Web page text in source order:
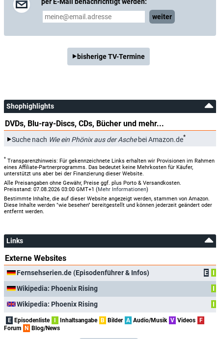
weiter
bisherige TV-Termine
Shophighlights
DVDs, Blu-ray-Discs, CDs, Bücher und mehr...
Suche nach Wie ein Phönix aus der Aschebei Amazon.de*
* Transparenzhinweis: Für gekennzeichnete Links erhalten wir Provisionen im Rahmen
eines Affiliate-Partnerprogramms. Das bedeutet keine Mehrkosten für Käufer,
unterstützt uns aber bei der Finanzierung dieser Website.
Alle Preisangaben ohne Gewähr, Preise ggf. plus Porto & Versandkosten.
Preisstand: 07.08.2026 03:00 GMT+1 (Mehr Informationen)
Bestimmte Inhalte, die auf dieser Website angezeigt werden, stammen von Amazon.
Diese Inhalte werden "wie besehen" bereitgestellt und können jederzeit geändert oder
entfernt werden.
Links
Externe Websites
Fernsehserien.de (Episodenführer & Infos) E
I
Wikipedia: Phoenix Rising
I
Wikipedia: Phoenix Rising
I
E Episodenliste I Inhaltsangabe B Bilder A Audio/Musik V Videos F
Forum N Blog/News